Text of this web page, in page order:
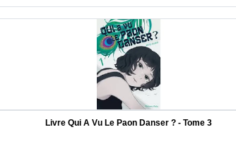
Livre Qui A Vu Le Paon Danser ? - Tome 3